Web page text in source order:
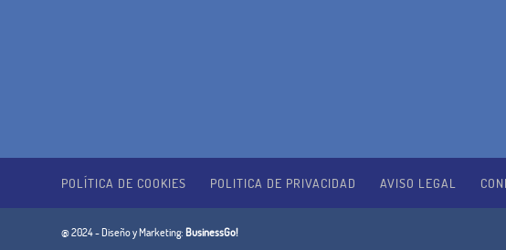
POLÍTICA DE COOKIES POLITICA DE PRIVACIDAD AVISO LEGAL
@ 2024 - Diseño y Marketing:BusinessGo!